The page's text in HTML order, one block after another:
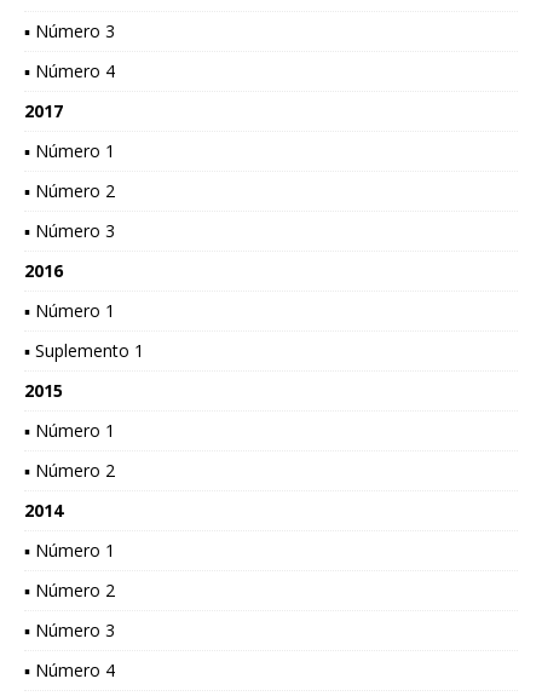
▪ Número 3
▪ Número 4
2017
▪ Número 1
▪ Número 2
▪ Número 3
2016
▪ Número 1
▪ Suplemento 1
2015
▪ Número 1
▪ Número 2
2014
▪ Número 1
▪ Número 2
▪ Número 3
▪ Número 4